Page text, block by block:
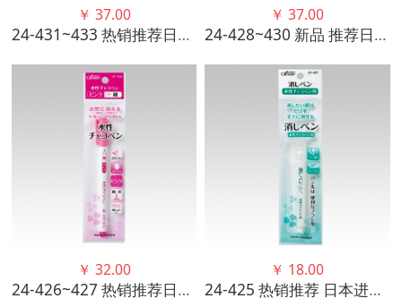
￥ 37.00
24-431~433 热销推荐日本进口可乐CLOVER 粗细双头水消笔工具
￥ 37.00
24-428~430 新品 推荐日本进口可乐CLOVER二合一水消笔拼布手工
￥ 32.00
24-426~427 热销推荐日本进口可乐CLOVER 气消笔细、粗 手工工具
￥ 18.00
24-425 热销推荐 日本进口可乐CLOVER 消迹笔 手工工具优质